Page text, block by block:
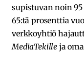
supistuvan noin
65:tä prosenttia
verkkoyhtiö
MediaTekille ja